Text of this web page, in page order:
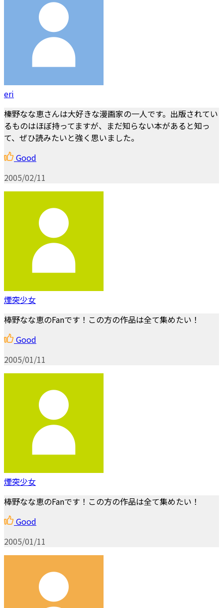
eri
榛野なな恵さんは大好きな漫画家の一人です。出版されてい
るものはほぼ持ってますが、まだ知らない本があると知っ
て、ぜひ読みたいと強く思いました。
Good
2005/02/11
煙突少女
棒野なな恵のFanです！この方の作品は全て集めたい！
Good
2005/01/11
煙突少女
棒野なな恵のFanです！この方の作品は全て集めたい！
Good
2005/01/11